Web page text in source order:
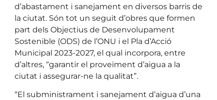
d’abastament i sanejament en diversos barris de
la ciutat. Són tot un seguit d’obres que formen
part dels Objectius de Desenvolupament
Sostenible (ODS) de l’ONU i el Pla d’Acció
Municipal 2023-2027, el qual incorpora, entre
d’altres, “garantir el proveïment d’aigua a la
ciutat i assegurar-ne la qualitat”.
“El subministrament i sanejament d’aigua d’una